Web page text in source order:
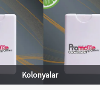
Kolonyalar